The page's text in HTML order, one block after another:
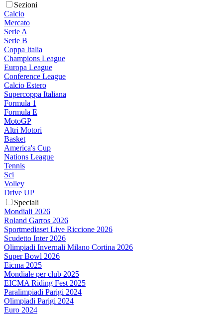
Sezioni
Calcio
Mercato
Serie A
Serie B
Coppa Italia
Champions League
Europa League
Conference League
Calcio Estero
Supercoppa Italiana
Formula 1
Formula E
MotoGP
Altri Motori
Basket
America's Cup
Nations League
Tennis
Sci
Volley
Drive UP
Speciali
Mondiali 2026
Roland Garros 2026
Sportmediaset Live Riccione 2026
Scudetto Inter 2026
Olimpiadi Invernali Milano Cortina 2026
Super Bowl 2026
Eicma 2025
Mondiale per club 2025
EICMA Riding Fest 2025
Paralimpiadi Parigi 2024
Olimpiadi Parigi 2024
Euro 2024